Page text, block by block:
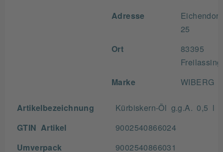
Adresse
25
Ort
83395
Freilassing
Marke WIBERG
Artikelbezeichnung Kürbiskern-Öl g.g.A. 0,5 l
GTIN Artikel 9002540866024
Umverpack 9002540866031